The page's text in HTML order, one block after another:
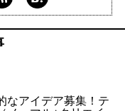
なアイデア募集！テ